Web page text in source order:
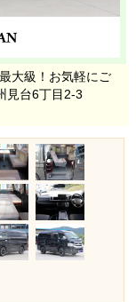
大級！お気軽にご
見台6丁目2-3